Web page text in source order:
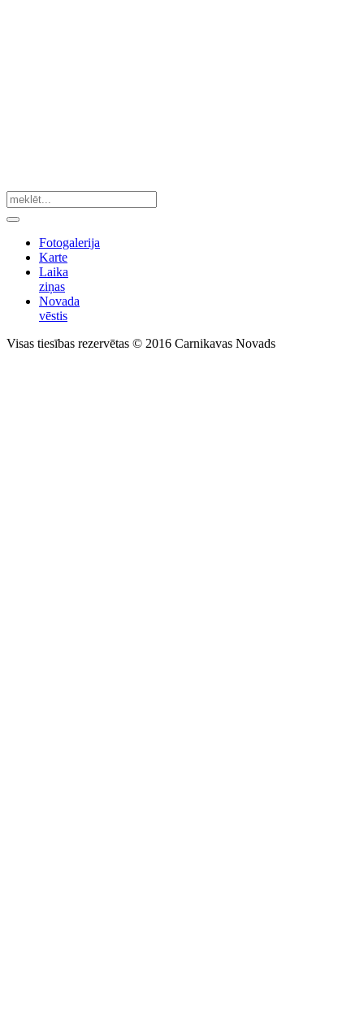
Fotogalerija
Karte
Laika
ziņas
Novada
vēstis
Visas tiesības rezervētas © 2016 Carnikavas Novads